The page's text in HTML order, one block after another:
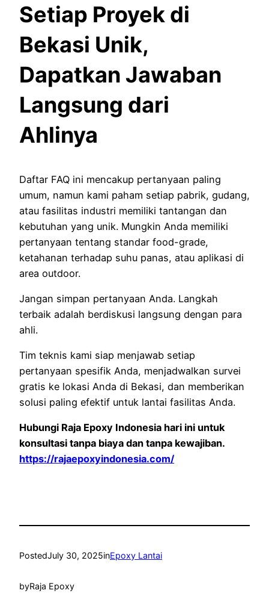
Setiap Proyek di
Bekasi Unik,
Dapatkan Jawaban
Langsung dari
Ahlinya
Daftar FAQ ini mencakup pertanyaan paling
umum, namun kami paham setiap pabrik, gudang,
atau fasilitas industri memiliki tantangan dan
kebutuhan yang unik. Mungkin Anda memiliki
pertanyaan tentang standar food-grade,
ketahanan terhadap suhu panas, atau aplikasi di
area outdoor.
Jangan simpan pertanyaan Anda. Langkah
terbaik adalah berdiskusi langsung dengan para
ahli.
Tim teknis kami siap menjawab setiap
pertanyaan spesifik Anda, menjadwalkan survei
gratis ke lokasi Anda di Bekasi, dan memberikan
solusi paling efektif untuk lantai fasilitas Anda.
Hubungi Raja Epoxy Indonesia hari ini untuk
konsultasi tanpa biaya dan tanpa kewajiban.
https://rajaepoxyindonesia.com/
PostedJuly 30, 2025inEpoxy Lantai
byRaja Epoxy